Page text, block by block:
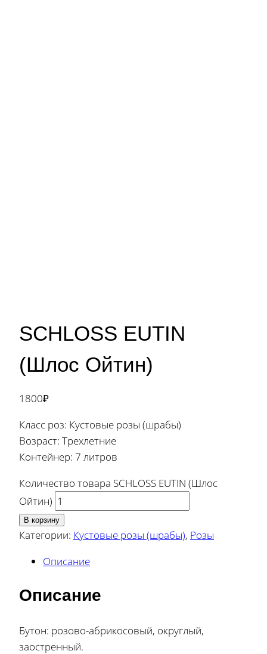
SCHLOSS EUTIN
(Шлос Ойтин)
1800₽
Класс роз: Кустовые розы (шрабы)
Возраст: Трехлетние
Контейнер: 7 литров
Количество товара SCHLOSS EUTIN (Шлос
Ойтин)
В корзину
Категории: Кустовые розы (шрабы), Розы
Описание
Описание
Бутон: розово-абрикосовый, округлый,
заостренный.